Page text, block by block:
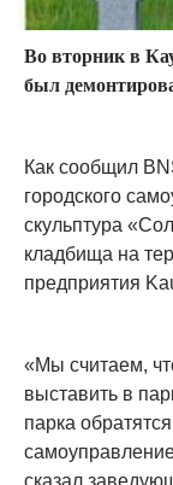
Во вторник в
был
Как сообщил
городского
скульптура
кладбища на
предприятия
«Мы считаем,
выставить в
парка
сказал